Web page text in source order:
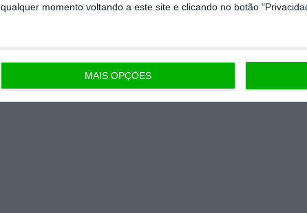
qualquer momento voltando a este site e clicando no botão
MAIS OPÇÕES